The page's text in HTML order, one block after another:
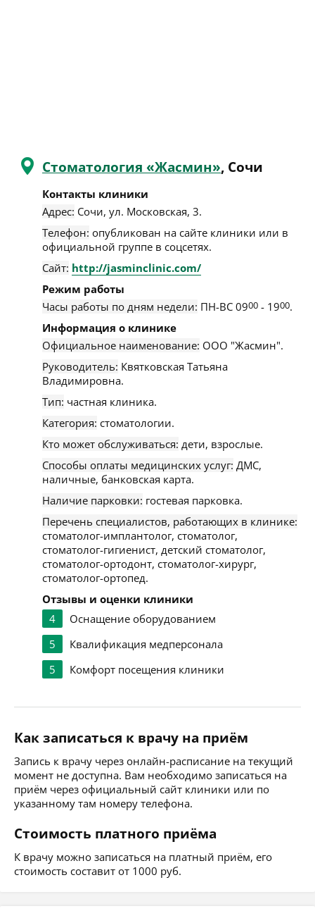
Стоматология «Жасмин», Сочи
Контакты клиники
Адрес: Сочи, ул. Московская, 3.
Телефон: опубликован на сайте клиники или в
официальной группе в соцсетях.
Сайт: http://jasminclinic.com/
Режим работы
Часы работы по дням недели: ПН-ВС 0900 - 1900.
Информация о клинике
Официальное наименование: ООО "Жасмин".
Руководитель: Квятковская Татьяна
Владимировна.
Тип: частная клиника.
Категория: стоматологии.
Кто может обслуживаться: дети, взрослые.
Способы оплаты медицинских услуг: ДМС,
наличные, банковская карта.
Наличие парковки: гостевая парковка.
Перечень специалистов, работающих в клинике:
стоматолог-имплантолог, стоматолог,
стоматолог-гигиенист, детский стоматолог,
стоматолог-ортодонт, стоматолог-хирург,
стоматолог-ортопед.
Отзывы и оценки клиники
4
Оснащение оборудованием
5
Квалификация медперсонала
5
Комфорт посещения клиники
Как записаться к врачу на приём
Запись к врачу через онлайн-расписание на текущий
момент не доступна. Вам необходимо записаться на
приём через официальный сайт клиники или по
указанному там номеру телефона.
Стоимость платного приёма
К врачу можно записаться на платный приём, его
стоимость составит от 1000 руб.